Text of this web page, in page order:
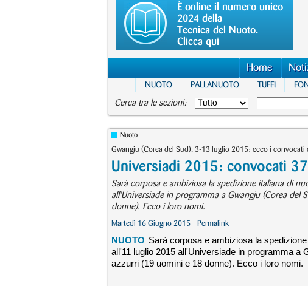
È online il numero unico
2024 della
Tecnica del Nuoto.
Clicca qui
Home
NUOTO PALLANUOTO TUFFI
Cerca tra le sezioni:
Nuoto
Gwangju (Corea del Sud). 3-13 luglio 2015: ecco i convocati
Universiadi 2015: convocati
Sarà corposa e ambiziosa la spedizione italiana di
all'Universiade in programma a Gwangju (Corea
donne). Ecco i loro nomi.
Martedì 16 Giugno 2015 Permalink
NUOTO Sarà corposa e ambiziosa la
all'11 luglio 2015 all'Universiade in programma a
azzurri (19 uomini e 18 donne). Ecco i loro nomi.